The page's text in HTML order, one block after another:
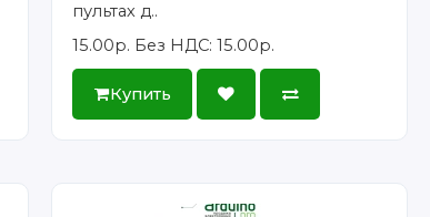
пультах д..
15.00р. Без НДС: 15.00р.
Купить